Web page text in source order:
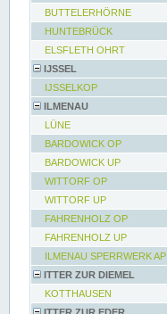
BUTTELERHÖRNE
HUNTEBRÜCK
ELSFLETH OHRT
IJSSEL
IJSSELKOP
ILMENAU
LÜNE
BARDOWICK OP
BARDOWICK UP
WITTORF OP
WITTORF UP
FAHRENHOLZ OP
FAHRENHOLZ UP
ILMENAU SPERRWERK AP
ITTER ZUR DIEMEL
KOTTHAUSEN